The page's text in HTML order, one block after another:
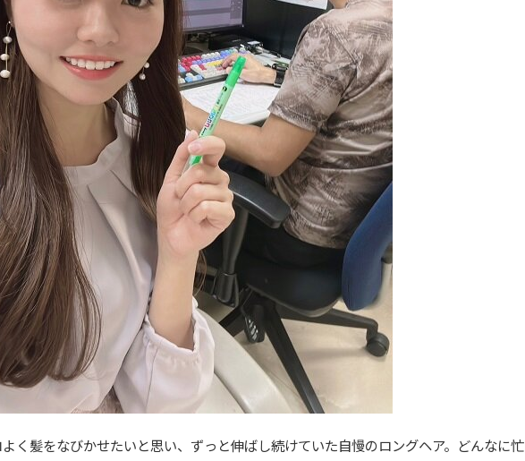
く髪をなびかせたいと思い、ずっと伸ばし続けていた自慢のロングヘア。どんなに忙